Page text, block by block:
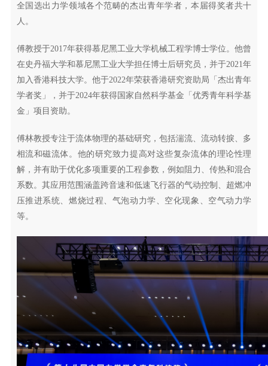
全国选出力学领域各个范畴的杰出青年学者，本届得奖者共十
人。
傅教授于2017年获得慕尼黑工业大学机械工程学博士学位。他曾
在史丹福大学和慕尼黑工业大学担任博士后研究员，并于2021年
加入香港科技大学。他于2022年荣获香港研究资助局「杰出青年
学者奖」，并于2024年获得国家自然科学基金「优秀青年科学基
金」项目资助。
傅林教授专注于流体物理的基础研究，包括湍流、流动转捩、多
相流和磁流体。他的研究致力提高对这些复杂流体的理论性理
解，并有助于优化多项重要的工程参数，例如阻力、传热和混合
系数。其应用范围涵盖跨音速和低速飞行器的气动控制、超燃冲
压推进系统、燃烧过程、气泡动力学、空化现象、空气动力学
等。